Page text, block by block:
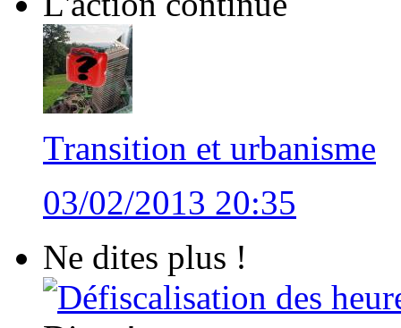
Transition et urbanisme
03/02/2013 20:35
Ne dites plus !
Défiscalisation des